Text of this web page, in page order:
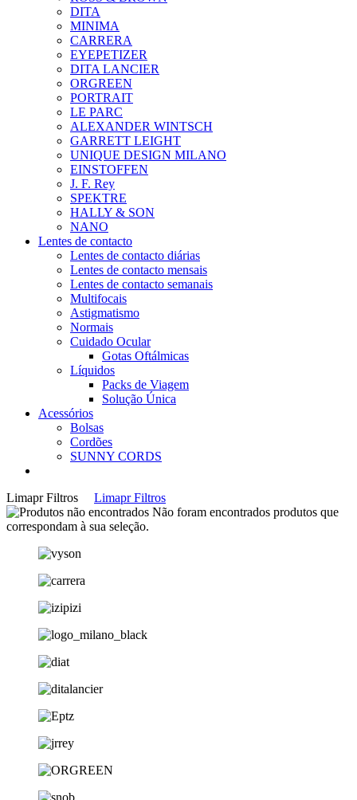
DITA
MINIMA
CARRERA
EYEPETIZER
DITA LANCIER
ORGREEN
PORTRAIT
LE PARC
ALEXANDER WINTSCH
GARRETT LEIGHT
UNIQUE DESIGN MILANO
EINSTOFFEN
J. F. Rey
SPEKTRE
HALLY & SON
NANO
Lentes de contacto
Lentes de contacto diárias
Lentes de contacto mensais
Lentes de contacto semanais
Multifocais
Astigmatismo
Normais
Cuidado Ocular
Gotas Oftálmicas
Líquidos
Packs de Viagem
Solução Única
Acessórios
Bolsas
Cordões
SUNNY CORDS
Limapr Filtros
Limapr Filtros
Não foram encontrados produtos que
correspondam à sua seleção.